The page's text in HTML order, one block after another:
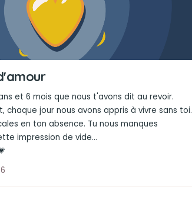
et 6 mois que nous t'avons dit au revoir.
chaque jour nous avons appris à vivre sans toi.
en ton absence. Tu nous manques
impression de vide...